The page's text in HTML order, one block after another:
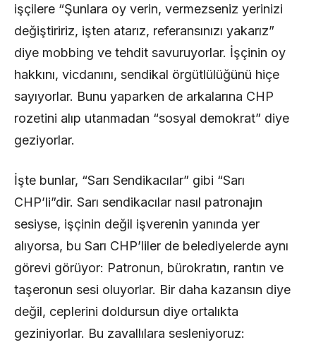
işçilere “Şunlara oy verin, vermezseniz yerinizi
değiştiririz, işten atarız, referansınızı yakarız”
diye mobbing ve tehdit savuruyorlar. İşçinin oy
hakkını, vicdanını, sendikal örgütlülüğünü hiçe
sayıyorlar. Bunu yaparken de arkalarına CHP
rozetini alıp utanmadan “sosyal demokrat” diye
geziyorlar.
İşte bunlar, “Sarı Sendikacılar” gibi “Sarı
CHP’li”dir. Sarı sendikacılar nasıl patronajın
sesiyse, işçinin değil işverenin yanında yer
alıyorsa, bu Sarı CHP’liler de belediyelerde aynı
görevi görüyor: Patronun, bürokratın, rantın ve
taşeronun sesi oluyorlar. Bir daha kazansın diye
değil, ceplerini doldursun diye ortalıkta
geziniyorlar. Bu zavallılara sesleniyoruz: